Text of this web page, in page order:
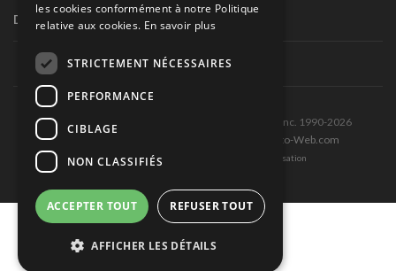
Divers
Tous droits réservés © Les Éditions Pole-Position inc. 1990-2026
Ce site est produit et hébergé par Montréal-Photo-Web.com
Politique de confidentialité et Conditions d’utilisation
les cookies conformément à notre Politique
relative aux cookies. En savoir plus
STRICTEMENT NÉCESSAIRES
PERFORMANCE
CIBLAGE
NON CLASSIFIÉS
ACCEPTER TOUT REFUSER TOUT
AFFICHER LES DÉTAILS